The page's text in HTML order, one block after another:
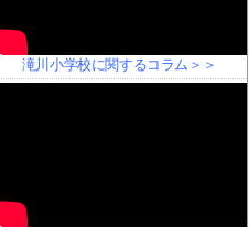
滝川小学校に関するコラム＞＞